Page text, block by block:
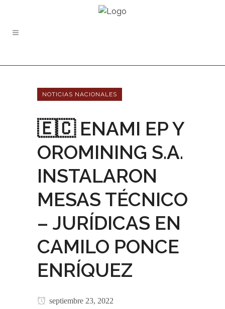
NOTICIAS NACIONALES
🇪🇨 ENAMI EP Y
OROMINING S.A.
INSTALARON
MESAS TÉCNICO
– JURÍDICAS EN
CAMILO PONCE
ENRÍQUEZ
septiembre 23, 2022